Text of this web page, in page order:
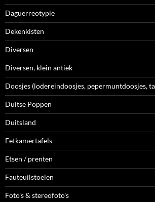
Daguerreotypie
Dekenkisten
Diversen
Diversen, klein antiek
Doosjes (lodereindoosjes, pepermuntdoosjes,
Duitse Poppen
Duitsland
Eetkamertafels
Etsen / prenten
Fauteuilstoelen
Foto's & stereofoto's